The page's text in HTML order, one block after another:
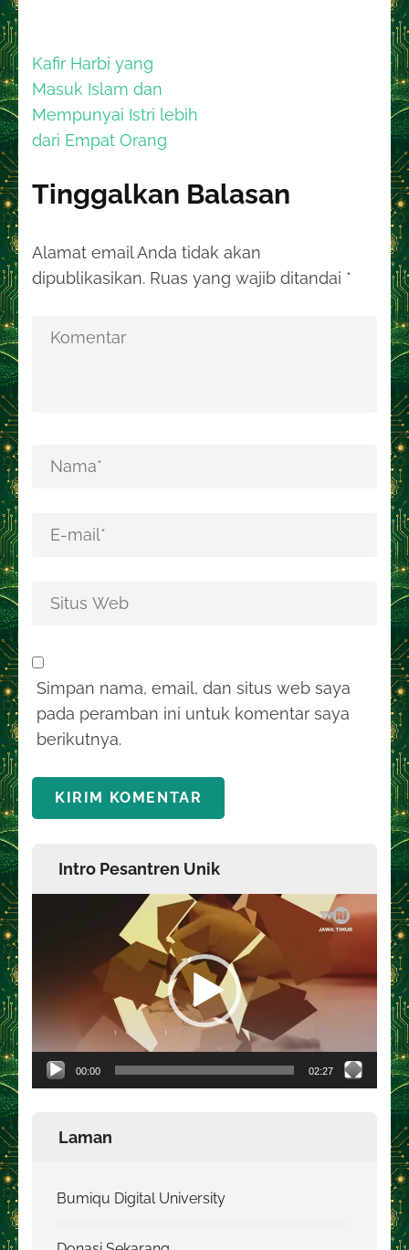
Navigasi
pos
Kafir Harbi yang
Masuk Islam dan
Mempunyai Istri lebih
dari Empat Orang
Tinggalkan Balasan
Alamat email Anda tidak akan
dipublikasikan. Ruas yang wajib ditandai *
Simpan nama, email, dan situs web saya
pada peramban ini untuk komentar saya
berikutnya.
Intro Pesantren Unik
00:00 02:27
Laman
Bumiqu Digital University